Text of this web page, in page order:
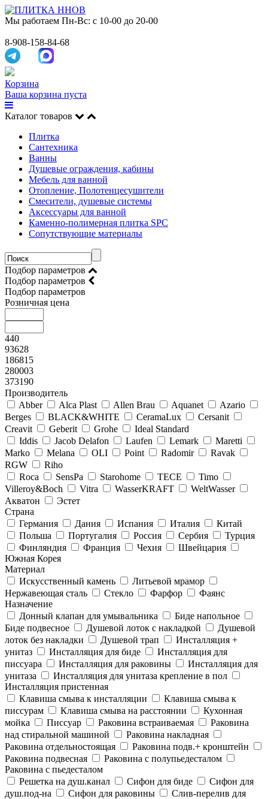
Мы работаем Пн-Вс: с 10-00 до 20-00
8-908-158-84-68
Корзина
Ваша корзина пуста
Каталог товаров
Плитка
Сантехника
Ванны
Душевые ограждения, кабины
Мебель для ванной
Отопление, Полотенцесушители
Смесители, душевые системы
Аксессуары для ванной
Каменно-полимерная плитка SPC
Сопутствующие материалы
Подбор параметров
Подбор параметров
Подбор параметров
Розничная цена
440
93628
186815
280003
373190
Производитель
Abber
Alca Plast Allen Brau Aquanet
Azario
Berges
BLACK&WHITE CeramaLux
Cersanit
Creavit
Geberit Grohe
Ideal Standard
Iddis
Jacob Delafon Laufen Lemark
Maretti
Marko
Melana OLI Point Radomir
Ravak
RGW
Riho
Roca
SensPa Starohome TECE
Timo
Villeroy&Boсh
Vitra WasserKRAFT
WeltWasser
Акватон
Эстет
Страна
Германия
Дания Испания Италия
Китай
Польша
Португалия Россия Сербия
Турция
Финляндия
Франция Чехия
Швейцария
Южная Корея
Материал
Искусственный камень
Литьевой мрамор
Нержавеющая сталь
Стекло Фарфор
Фаянс
Назначение
Донный клапан для умывальника
Биде напольное
Биде подвесное
Душевой лоток с накладкой
Душевой
лоток без накладки
Душевой трап
Инсталляция +
унитаз
Инсталляция для биде
Инсталляция для
писсуара
Инсталляция для раковины
Инсталляция для
унитаза
Инсталляция для унитаза крепление в пол
Инсталляция пристенная
Клавиша смыва к инсталляции
Клавиша смыва к
писсурам
Клавиша смыва на расстоянии
Кухонная
мойка
Писсуар Раковина встраиваемая
Раковина
над стиральной машиной
Раковина накладная
Раковина отдельностоящая
Раковина подв.+ кронштейн
Раковина подвесная
Раковина с полупьедесталом
Раковина с пьедесталом
Решетка на душ.канал
Сифон для биде
Сифон для
душ.под-на
Сифон для раковины
Слив-перелив для